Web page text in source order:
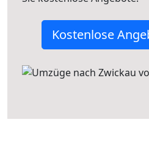
Kostenlose